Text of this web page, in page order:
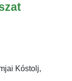
Kóstolj,